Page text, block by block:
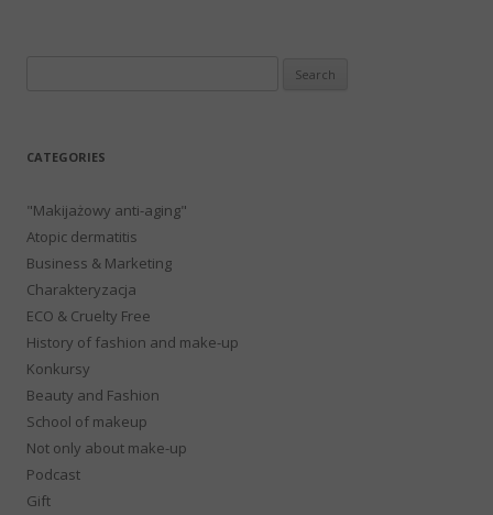
CATEGORIES
"Makijażowy anti-aging"
Atopic dermatitis
Business & Marketing
Charakteryzacja
ECO & Cruelty Free
History of fashion and make-up
Konkursy
Beauty and Fashion
School of makeup
Not only about make-up
Podcast
Gift